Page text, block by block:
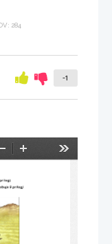
284
-1
Pomanjšaj
prilog)
9 prilog)